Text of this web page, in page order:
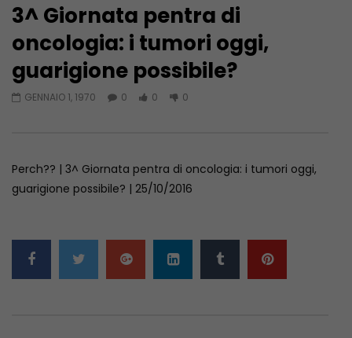
Perch?! – 17 Puntata
GENNAIO 1, 1970
Perch?! – 31 Puntata
3^ Giornata pentra di
oncologia: i tumori oggi,
guarigione possibile?
GENNAIO 1, 1970 0 0 0
Perch?? | 3^ Giornata pentra di oncologia: i tumori oggi,
guarigione possibile? | 25/10/2016